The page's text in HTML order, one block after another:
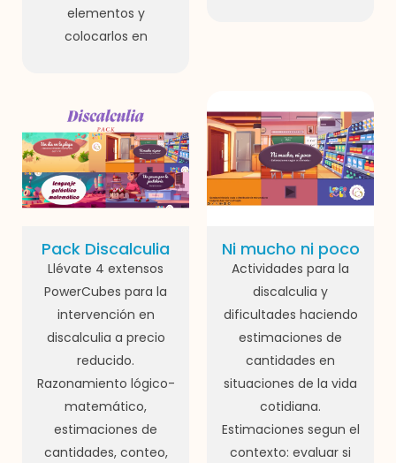
elementos y
colocarlos en
Pack Discalculia
Llévate 4 extensos
PowerCubes para la
intervención en
discalculia a precio
reducido.
Razonamiento lógico-
matemático,
estimaciones de
cantidades, conteo,
Ni mucho ni poco
Actividades para la
discalculia y
dificultades haciendo
estimaciones de
cantidades en
situaciones de la vida
cotidiana.
Estimaciones segun el
contexto: evaluar si